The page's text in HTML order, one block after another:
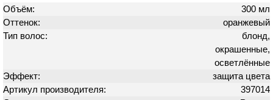
Объём:
300 мл
Оттенок:
оранжевый
Тип волос:
блонд,
окрашенные,
осветлённые
Эффект:
защита цвета
Артикул производителя:
397014